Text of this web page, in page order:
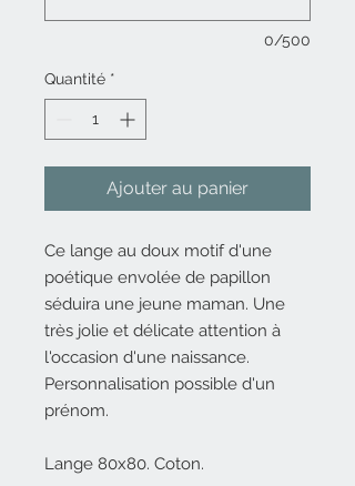
0/500
Quantité *
Ajouter au panier
Ce lange au doux motif d'une
poétique envolée de papillon
séduira une jeune maman. Une
très jolie et délicate attention à
l'occasion d'une naissance.
Personnalisation possible d'un
prénom.
Lange 80x80. Coton.